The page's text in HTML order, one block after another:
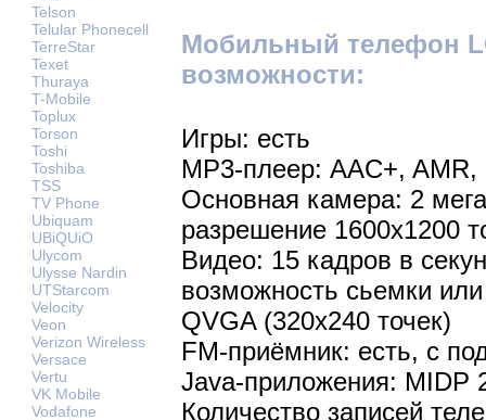
Telson
Telular Phonecell
TerreStar
Texet
Thuraya
T-Mobile
Toplux
Torson
Toshi
Toshiba
TSS
TV Phone
Ubiquam
UBiQUiO
Ulycom
Ulysse Nardin
UTStarcom
Velocity
Veon
Verizon Wireless
Versace
Vertu
VK Mobile
Vodafone
Мобильный телефон
возможности:
Игры: есть
MP3-плеер: AAC+,
Основная камера: 2
разрешение 1600х1200
Видео: 15 кадров в
возможность сьемки
QVGA (320х240 точек)
FM-приёмник: есть, с
Java-приложения: MIDP
Количество записей